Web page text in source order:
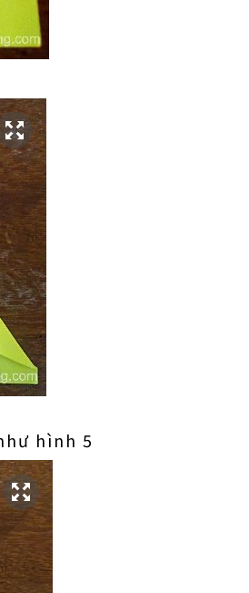
hình 5